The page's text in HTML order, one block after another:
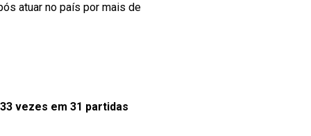
atuar no país por mais de
vezes em 31 partidas